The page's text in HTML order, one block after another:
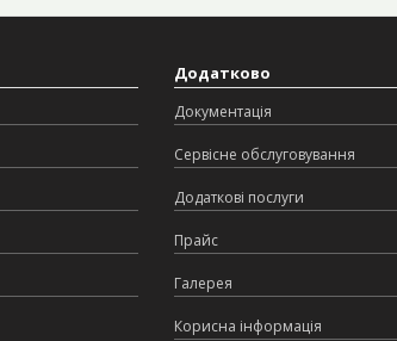
Додатково
Документація
Сервісне обслуговування
Додаткові послуги
Прайс
Галерея
Корисна інформація